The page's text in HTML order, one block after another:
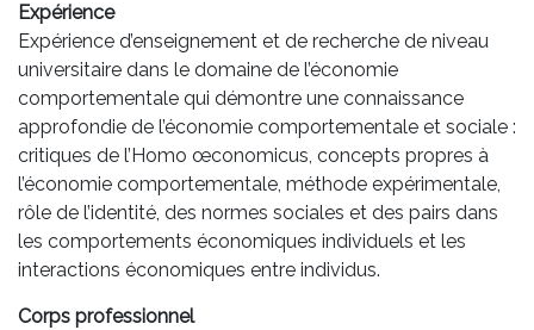
Expérience
Expérience d’enseignement et de recherche de niveau
universitaire dans le domaine de l’économie
comportementale qui démontre une connaissance
approfondie de l’économie comportementale et sociale :
critiques de l’Homo œconomicus, concepts propres à
l’économie comportementale, méthode expérimentale,
rôle de l’identité, des normes sociales et des pairs dans
les comportements économiques individuels et les
interactions économiques entre individus.
Corps professionnel